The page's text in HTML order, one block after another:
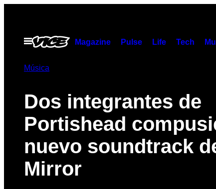
contenido
Abrir
Menú
Magazine Pulse Life Tech
Música
Dos integrantes de
Portishead
nuevo soundtrack
Mirror